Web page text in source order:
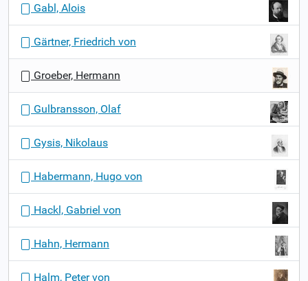
Gabl, Alois
Gärtner, Friedrich von
Groeber, Hermann
Gulbransson, Olaf
Gysis, Nikolaus
Habermann, Hugo von
Hackl, Gabriel von
Hahn, Hermann
Halm, Peter von